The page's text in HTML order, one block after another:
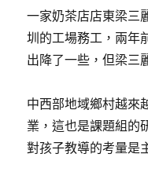
一家奶茶店店東梁三
圳的工場務工，兩年
出降了一些，但梁三
中西部地域鄉村越來
業，這也是課題組的
對孩子教導的考量是